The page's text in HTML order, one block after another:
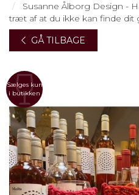
Susanne Ålborg Design -
træt af at du ikke kan finde dit
GÅ TILBAGE
Sælges kun
i butikken